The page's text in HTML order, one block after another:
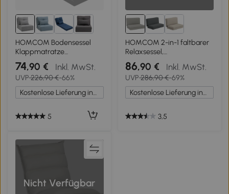
HOMCOM Bodensessel
Klappmatratze
Schlafmatte, 2-in-1-Design,
abnehmbares Kissen, 60 x
80 x 56 cm, Grau
74,90 € Inkl. MwSt.
UVP226,90 €-66%
Kostenlose Lieferung innerhalb Deutschlands
5
HOMCOM 2-in-1 faltbarer
Relaxsessel,
Gästematratze, teilbar, 120
cm breit, Hellgrau
86,90 € Inkl. MwSt.
UVP286,90 €-69%
Kostenlose Lieferung innerhalb Deutschlands
3,5
Nicht Verfügbar